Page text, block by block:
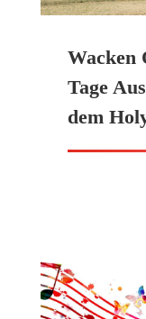
Wacken
Tage
dem